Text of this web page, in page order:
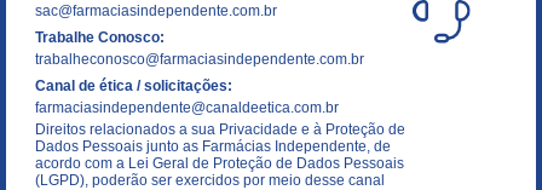
sac@farmaciasindependente.com.br
Trabalhe Conosco:
trabalheconosco@farmaciasindependente.com.br
Canal de ética / solicitações:
farmaciasindependente@canaldeetica.com.br
Direitos relacionados a sua Privacidade e à Proteção de
Dados Pessoais junto as Farmácias Independente, de
acordo com a Lei Geral de Proteção de Dados Pessoais
(LGPD), poderão ser exercidos por meio desse canal